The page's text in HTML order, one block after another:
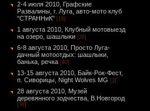
2-4 июля 2010, Графские
Развалины, г. Луга, авто-мото клуб
"СТРАННиК" [16]
1 августа 2010, Клубный мотовыезд
на озеро, шашлыки [28]
6-8 августа 2010, Просто Луга-
дачный мотоотдых: шашлыки,
банька, речка [40]
13-15 августа 2010, Байк-Рок-Фест,
п. Сиворицы, Night Wolves MG [3]
28 августа 2010, Музей
деревянного зодчества, В.Новгород
[38]